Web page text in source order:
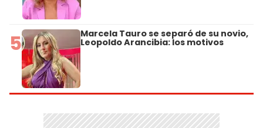
5 Marcela Tauro se separó de su novio,
Leopoldo Arancibia: los motivos